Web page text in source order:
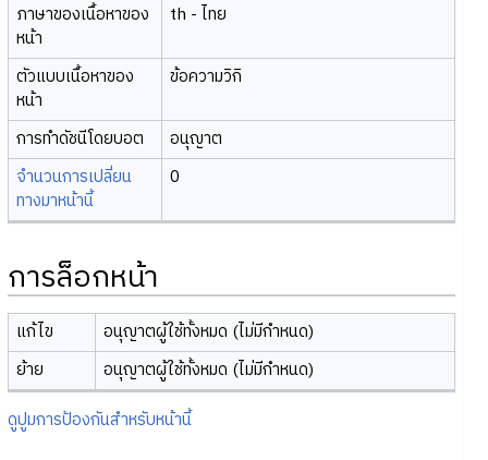
ภาษาของเนื้อหาของ
หน้า
th - ไทย
ตัวแบบเนื้อหาของ
หน้า
ข้อความวิกิ
การทำดัชนีโดยบอต
อนุญาต
จำนวนการเปลี่ยน
ทางมาหน้านี้
0
การล็อกหน้า
แก้ไข
อนุญาตผู้ใช้ทั้งหมด (ไม่มีกำหนด)
ย้าย
อนุญาตผู้ใช้ทั้งหมด (ไม่มีกำหนด)
ดูปูมการป้องกันสำหรับหน้านี้